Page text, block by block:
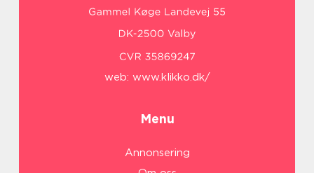
web: www.klikko.dk/
Menu
Annonsering